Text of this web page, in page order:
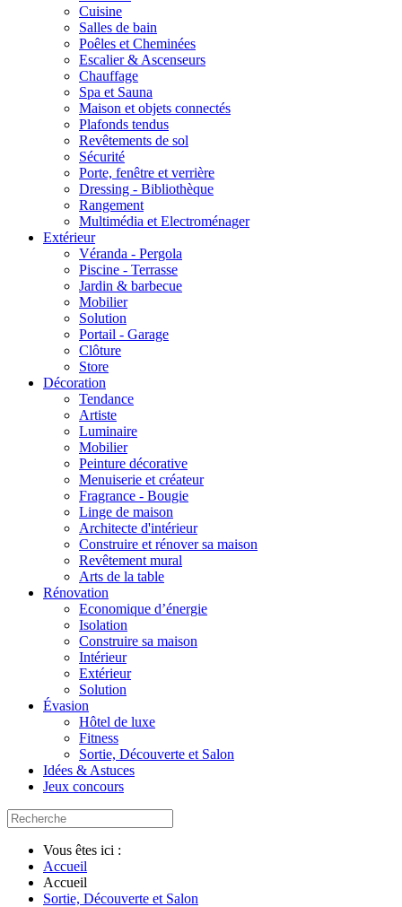
Cuisine
Salles de bain
Poêles et Cheminées
Escalier & Ascenseurs
Chauffage
Spa et Sauna
Maison et objets connectés
Plafonds tendus
Revêtements de sol
Sécurité
Porte, fenêtre et verrière
Dressing - Bibliothèque
Rangement
Multimédia et Electroménager
Extérieur
Véranda - Pergola
Piscine - Terrasse
Jardin & barbecue
Mobilier
Solution
Portail - Garage
Clôture
Store
Décoration
Tendance
Artiste
Luminaire
Mobilier
Peinture décorative
Menuiserie et créateur
Fragrance - Bougie
Linge de maison
Architecte d'intérieur
Construire et rénover sa maison
Revêtement mural
Arts de la table
Rénovation
Economique d’énergie
Isolation
Construire sa maison
Intérieur
Extérieur
Solution
Évasion
Hôtel de luxe
Fitness
Sortie, Découverte et Salon
Idées & Astuces
Jeux concours
Vous êtes ici :
Accueil
Accueil
Sortie, Découverte et Salon